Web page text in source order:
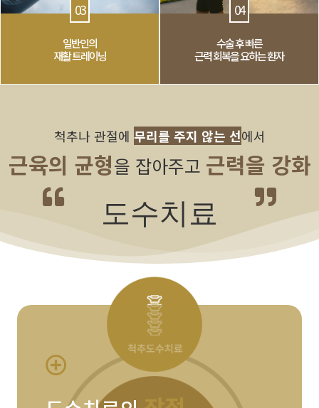
03
일반인의
재활 트레이닝
04
수술 후 빠른
근력 회복을 요하는 환자
척추나 관절에 무리를 주지 않는 선에서
근육의 균형을 잡아주고 근력을 강화
도수치료